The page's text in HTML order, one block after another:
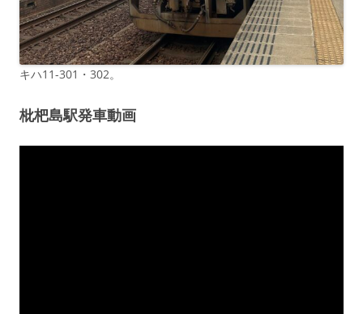
キハ11-301・302。
枇杷島駅発車動画